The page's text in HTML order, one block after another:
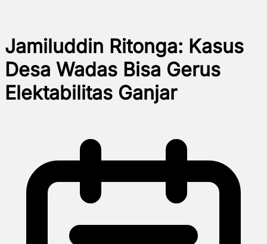
Jamiluddin Ritonga: Kasus
Desa Wadas Bisa Gerus
Elektabilitas Ganjar